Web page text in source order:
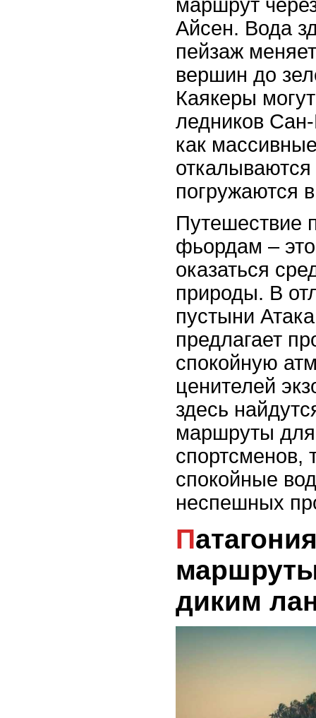
маршрут
Айсен. Вода
пейзаж
вершин до
Каякеры
ледников
как
погружаются
Путешествие
фьордам –
оказаться
природы. В
пустыни
предлагает
спокойную
ценителей
здесь
маршруты
спортсменов,
спокойные
неспешных
Патагония: пешие
диким